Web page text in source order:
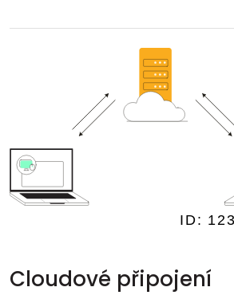
Cloudové připojení